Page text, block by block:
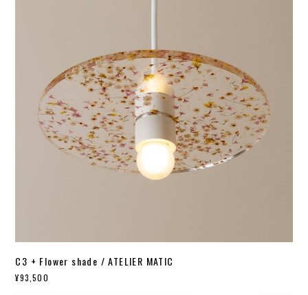
C3 + Flower shade / ATELIER MATIC
¥93,500